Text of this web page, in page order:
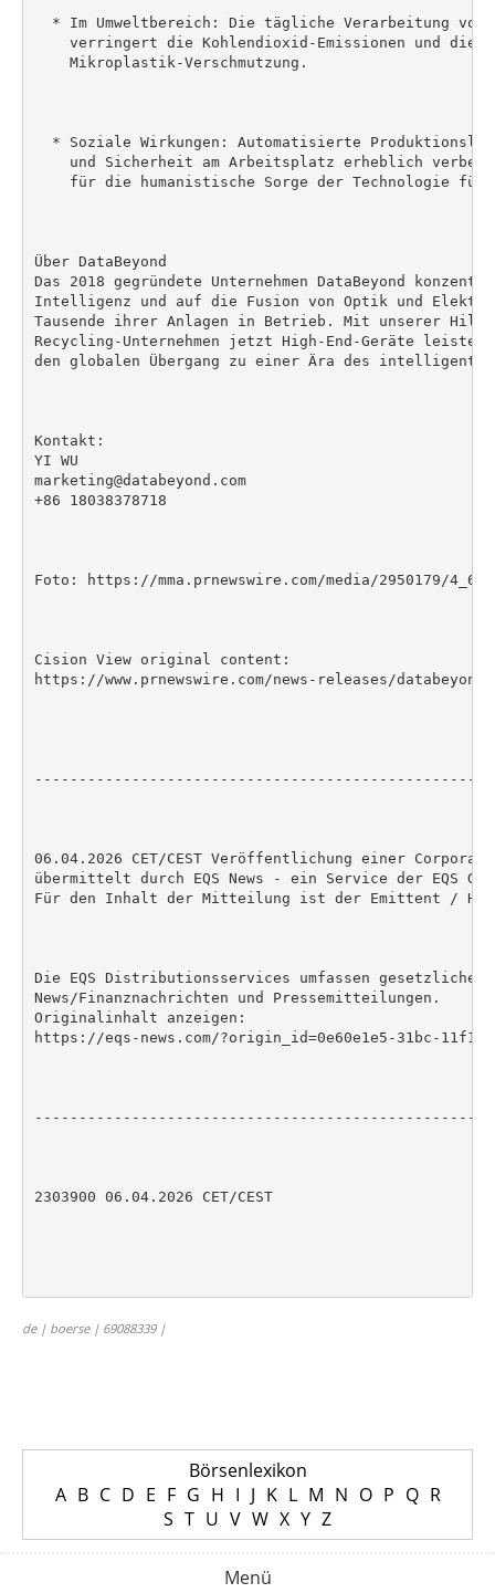
* Im Umweltbereich: Die tägliche Verarbeitung von
    verringert die Kohlendioxid-Emissionen und die
    Mikroplastik-Verschmutzung.
* Soziale Wirkungen: Automatisierte
und Sicherheit am Arbeitsplatz erheblich
für die humanistische Sorge der Technologie für
Über DataBeyond
Das 2018 gegründete Unternehmen DataBeyond
Intelligenz und auf die Fusion von Optik und
Tausende ihrer Anlagen in Betrieb. Mit unserer Hilfe
Recycling-Unternehmen jetzt High-End-Geräte
den globalen Übergang zu einer Ära des
Kontakt:
YI WU
marketing@databeyond.com
+86 18038378718
Foto: https://mma.prnewswire.com/media/2950179/
Cision View original content:
https://www.prnewswire.com/news-releases/
06.04.2026 CET/CEST Veröffentlichung einer
übermittelt durch EQS News - ein Service der EQS
Für den Inhalt der Mitteilung ist der Emittent /
Die EQS Distributionsservices umfassen gesetzliche
News/Finanznachrichten und Pressemitteilungen.
Originalinhalt anzeigen:
https://eqs-news.com/?origin_id=0e60e1e5-31bc-11f1-
2303900 06.04.2026 CET/CEST
de | boerse | 69088339 |
Börsenlexikon
A B C D E F G H I J K L M N O P Q R
S T U V W X Y Z
Menü